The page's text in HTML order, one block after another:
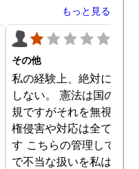
もっと見る
その他
私の経験上、絶対にお勧
しない。 憲法は国の最
規ですがそれを無視した
権侵害や対応は全て違法
す こちらの管理してい
で不当な扱いを私は受け